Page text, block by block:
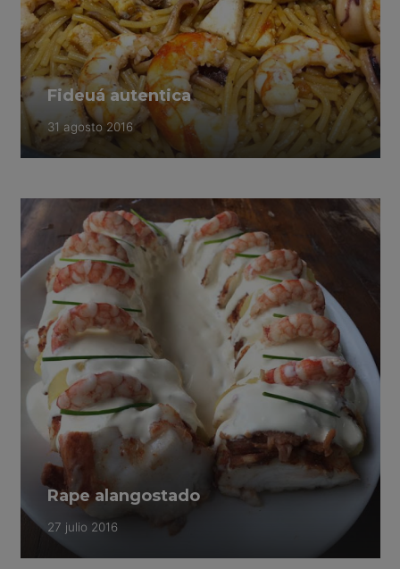
Fideuá autentica
31 agosto 2016
Rape alangostado
27 julio 2016